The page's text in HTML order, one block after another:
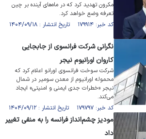
مکرون تهدید کرد که در ماه‌های آینده بر چین
تعرفه وضع خواهد کرد.
کد خبر: ۱۷۹۹۱۴ تاریخ انتشار : ۱۴۰۴/۰۹/۱۸
نگرانی شرکت فرانسوی از جابجایی
کاروان اورانیوم نیجر
شرکت سوخت فرانسوی اورانو اعلام کرد که
محموله اورانیوم از معدن سومیر در شمال
نیجر «خطرات جدی ایمنی و امنیتی» ایجاد
می‌کند.
کد خبر: ۱۷۹۷۹۷ تاریخ انتشار : ۱۴۰۴/۰۹/۱۲
مودیز چشم‌انداز فرانسه را به منفی تغییر
داد